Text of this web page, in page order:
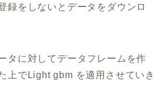
録をしないとデータをダウンロ
タに対してデータフレームを作
上でLight gbm を適用させていき